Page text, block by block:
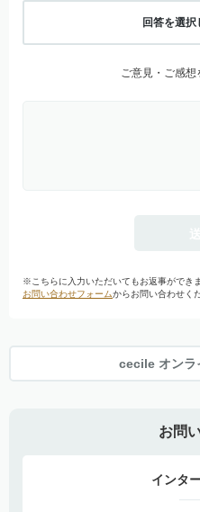
回答を選
ご意見・ご感
※こちらに入力いただいてもお返事ができ
お問い合わせフォームからお問い合わせく
cecile オンラ
お問
インタ